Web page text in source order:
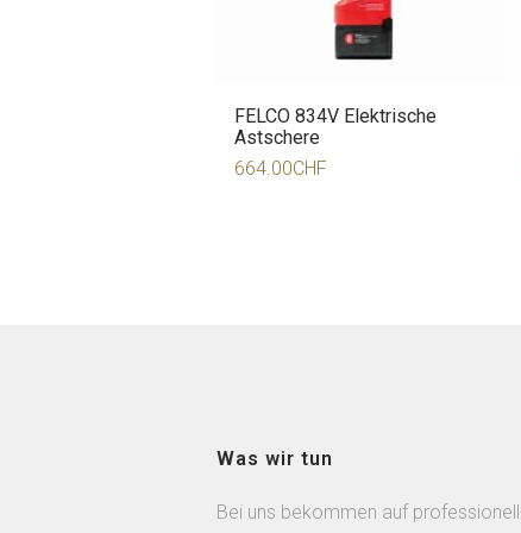
FELCO 834V Elektrische
Astschere
664.00CHF
Was wir tun
Bei uns bekommen auf